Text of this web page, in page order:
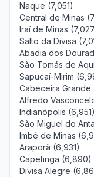
Naque (7,051)
Central de Minas
Iraí de Minas
Salto da Divisa
Abadia dos
São Tomás de
Sapucaí-Mirim
Cabeceira Grande
Alfredo
Indianópolis (6,951)
São Miguel do
Imbé de Minas
Araporã (6,931)
Capetinga (6,890)
Divisa Alegre